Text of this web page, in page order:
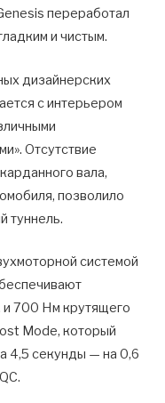
переработал
и чистым.
дизайнерских
с интерьером
Отсутствие
вала,
позволило
туннель.
системой
и 700 Нм крутящего
Mode, который
4,5 секунды — на 0,6